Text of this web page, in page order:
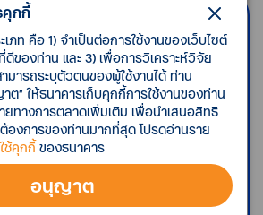
ทำรายการ
งธนาคารยื่นใบแจ้งหนี้ เพื่อชำระเงิน
น์เตอร์เซอร์วิสทั่วประเทศ
ยิงบาร์โคด และพนักงานจำนวนเงิน
รชำระ
รวจสอบความถูกต้องของรายการ
นกดปุ่ม เพื่อยืนยันข้อมูลที่ POS
านรับเงินที่รับชำระ พร้อมค่าธรรมเนียม
รับหลักฐานการชำระเงินเป็นหลักฐาน
คุกกี้
ภท คือ 1) จำเป็นต่อการใช้งานของเว็บไซต์
ของท่าน และ 3) เพื่อการวิเคราะห์วิจัย
มารถระบุตัวตนของผู้ใช้งานได้ ท่าน
” ให้ธนาคารเก็บคุกกี้การใช้งานของท่าน
ยทางการตลาดเพิ่มเติม เพื่อนำเสนอสิทธิ
องการของท่านมากที่สุด โปรดอ่านราย
ช้คุกกี้ของธนาคาร
อนุญาต